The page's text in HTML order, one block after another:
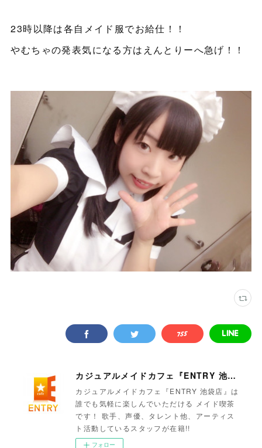
23時以降は各自メイド服でお給仕！！
やむちゃの発表気になる方はえんとりーへ急げ！！
カジュアルメイドカフェ『ENTRY 池袋店』
カジュアルメイドカフェ『ENTRY 池袋店』は
誰でも気軽に楽しんでいただける メイド喫茶
です！ 歌手、声優、タレント他、アーティス
ト活動しているスタッフが在籍!!
フォロー